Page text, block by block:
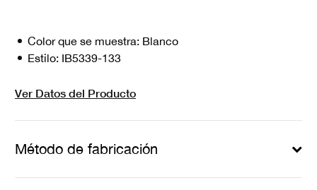
Color que se muestra: Blanco
Estilo: IB5339-133
Ver Datos del Producto
Método de fabricación